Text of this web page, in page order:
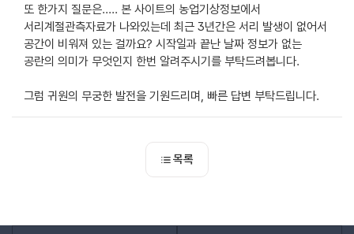
또 한가지 질문은..... 본 사이트의 농업기상정보에서
서리계절관측자료가 나와있는데 최근 3년간은 서리 발생이 없어서
공간이 비워져 있는 걸까요? 시작일과 끝난 날짜 정보가 없는
공란의 의미가 무엇인지 한번 알려주시기를 부탁드려봅니다.
그럼 귀원의 무궁한 발전을 기원드리며, 빠른 답변 부탁드립니다.
목록